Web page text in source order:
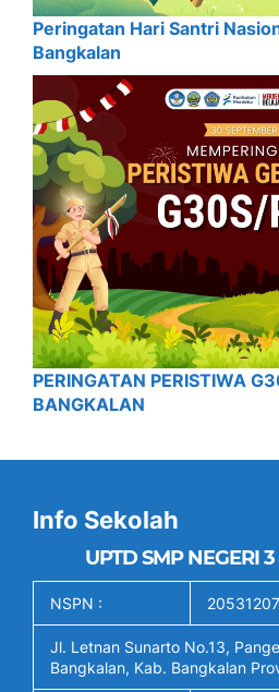
Peringatan Hari Santri
Bangkalan
PERINGATAN PERISTIWA
BANGKALAN
Info Sekolah
UPTD SMP NEGERI
NSPN : 20531207
Jl. Letnan Sunarto No.13,
Bangkalan, Kab. Bangkalan